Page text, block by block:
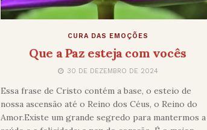
CURA DAS EMOÇÕES
Que a Paz esteja com vocês
30 DE DEZEMBRO DE 2024
Essa frase de Cristo contém a base, o esteio de
nossa ascensão até o Reino dos Céus, o Reino do
Amor.Existe um grande segredo para mantermos a